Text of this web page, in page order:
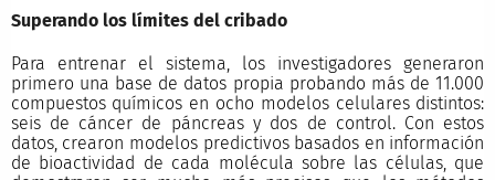
Superando los límites del cribado
Para entrenar el sistema, los investigadores generaron
primero una base de datos propia probando más de 11.000
compuestos químicos en ocho modelos celulares distintos:
seis de cáncer de páncreas y dos de control. Con estos
datos, crearon modelos predictivos basados en información
de bioactividad de cada molécula sobre las células, que